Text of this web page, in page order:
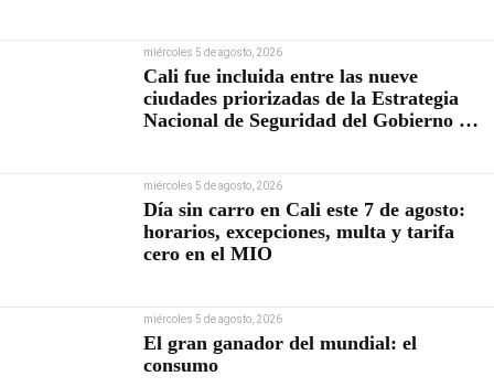
miércoles 5 de agosto, 2026
Cali fue incluida entre las nueve
ciudades priorizadas de la Estrategia
Nacional de Seguridad del Gobierno de
miércoles 5 de agosto, 2026
Día sin carro en Cali este 7 de agosto:
horarios, excepciones, multa y tarifa
cero en el MIO
miércoles 5 de agosto, 2026
El gran ganador del mundial: el
consumo